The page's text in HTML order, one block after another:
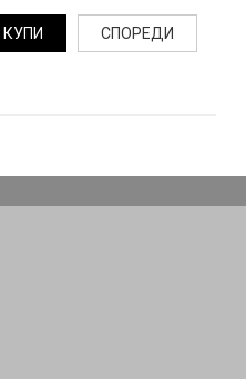
КУПИ СПОРЕДИ